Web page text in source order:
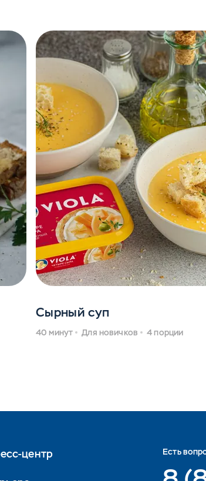
Сырный суп
40 минут Для новичков 4 порции
центр Есть